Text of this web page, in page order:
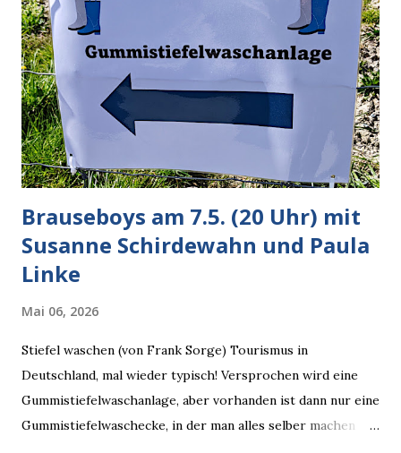
bei diversen Anfragen zu kontroversen Themen auf dem
Weg zu einer Antwort erst einmal Elons eigene Sicht der
Dinge auf Twitter abfragen und entscheidend relevant
verarbeiten muss. Das ist lächerlich und gefährlich
zugleich. Denn eine Information fehlt noch, Grok soll
künftig in den US-amerikanischen Behörden mitarbeiten,
zuvord...
Brauseboys am 7.5. (20 Uhr) mit
Susanne Schirdewahn und Paula
Linke
Mai 06, 2026
Stiefel waschen (von Frank Sorge) Tourismus in
Deutschland, mal wieder typisch! Versprochen wird eine
Gummistiefelwaschanlage, aber vorhanden ist dann nur eine
Gummistiefelwaschecke, in der man alles selber machen